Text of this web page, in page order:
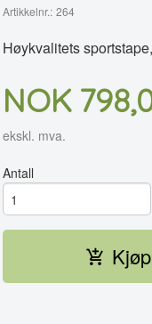
Artikkelnr.: 264
Høykvalitets
Pris
NOK
ekskl. mva.
Antall
Kjøp